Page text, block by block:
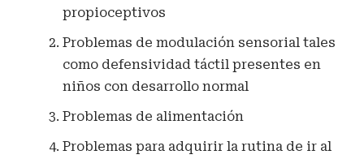
propioceptivos
Problemas de modulación sensorial tales
como defensividad táctil presentes en
niños con desarrollo normal
Problemas de alimentación
Problemas para adquirir la rutina de ir al